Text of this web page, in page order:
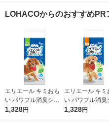
ナル
LOHACOからのおすすめPR
エリエール キミおも
い パワフル消臭シー
ト ワイド 無香タイプ
1,328円
エリエール キミ
い パワフル消臭
ト レギュラー 無
1,328円